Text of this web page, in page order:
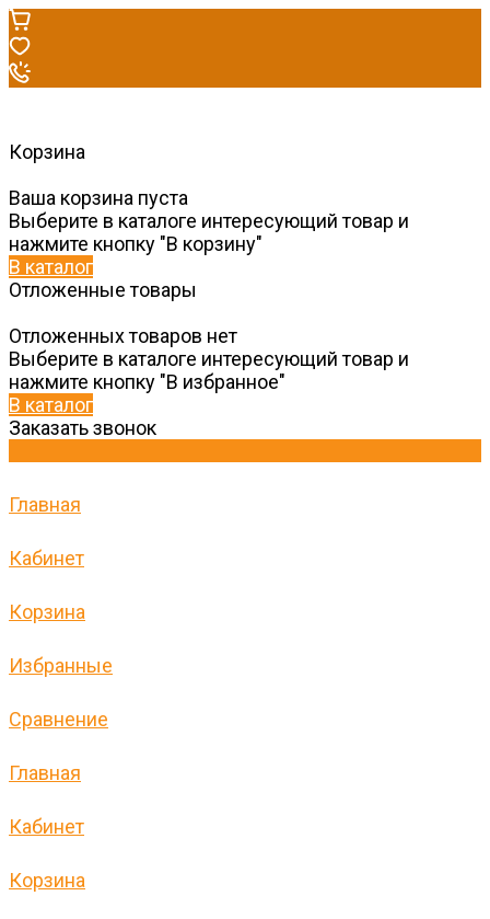
Корзина
Ваша корзина пуста
Выберите в каталоге интересующий товар и
нажмите кнопку "В корзину"
В каталог
Отложенные товары
Отложенных товаров нет
Выберите в каталоге интересующий товар и
нажмите кнопку "В избранное"
В каталог
Заказать звонок
Главная
Кабинет
Корзина
Избранные
Сравнение
Главная
Кабинет
Корзина